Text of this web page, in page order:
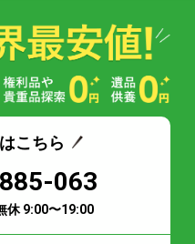
こちら
063
休 9:00〜19:00